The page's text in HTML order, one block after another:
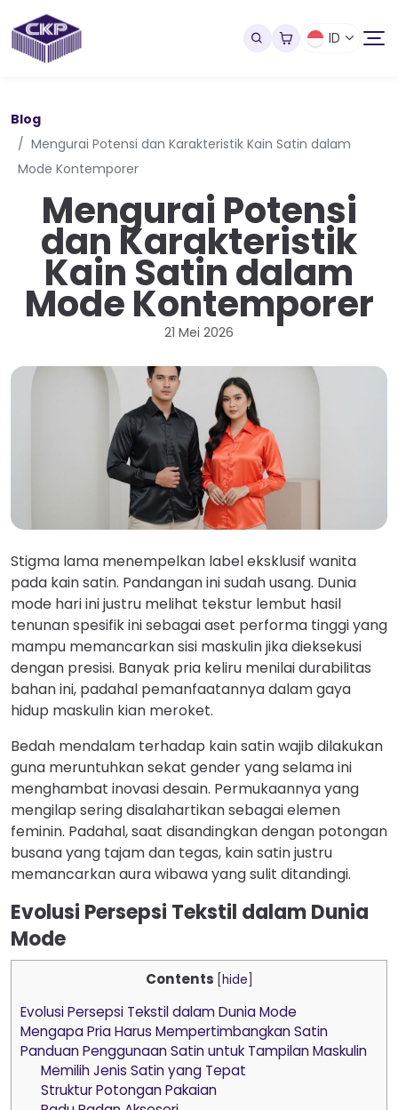
ID
Blog
Mengurai Potensi dan Karakteristik Kain Satin dalam
Mode Kontemporer
Mengurai Potensi
dan Karakteristik
Kain Satin dalam
Mode Kontemporer
21 Mei 2026
Stigma lama menempelkan label eksklusif wanita
pada kain satin. Pandangan ini sudah usang. Dunia
mode hari ini justru melihat tekstur lembut hasil
tenunan spesifik ini sebagai aset performa tinggi yang
mampu memancarkan sisi maskulin jika dieksekusi
dengan presisi. Banyak pria keliru menilai durabilitas
bahan ini, padahal pemanfaatannya dalam gaya
hidup maskulin kian meroket.
Bedah mendalam terhadap kain satin wajib dilakukan
guna meruntuhkan sekat gender yang selama ini
menghambat inovasi desain. Permukaannya yang
mengilap sering disalahartikan sebagai elemen
feminin. Padahal, saat disandingkan dengan potongan
busana yang tajam dan tegas, kain satin justru
memancarkan aura wibawa yang sulit ditandingi.
Evolusi Persepsi Tekstil dalam Dunia
Mode
Contents [hide
Evolusi Persepsi Tekstil dalam Dunia Mode
Mengapa Pria Harus Mempertimbangkan Satin
Panduan Penggunaan Satin untuk Tampilan Maskulin
Memilih Jenis Satin yang Tepat
Struktur Potongan Pakaian